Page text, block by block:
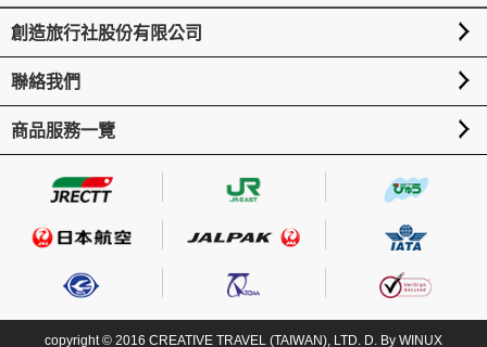
創造旅行社股份有限公司
聯絡我們
商品服務一覽
copyright © 2016 CREATIVE TRAVEL (TAIWAN), LTD. D. By WINUX